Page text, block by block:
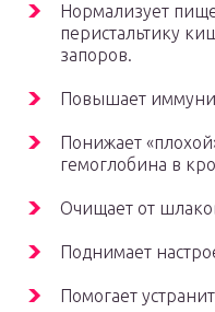
Нормализует
перистальтику
запоров.
Повышает
Понижает
гемоглобина в
Очищает от
Поднимает
Помогает